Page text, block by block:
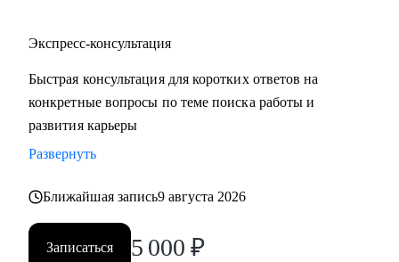
Экспресс-консультация
Быстрая консультация для коротких ответов на
конкретные вопросы по теме поиска работы и
развития карьеры
Развернуть
Ближайшая запись9 августа 2026
Записаться 5 000 ₽